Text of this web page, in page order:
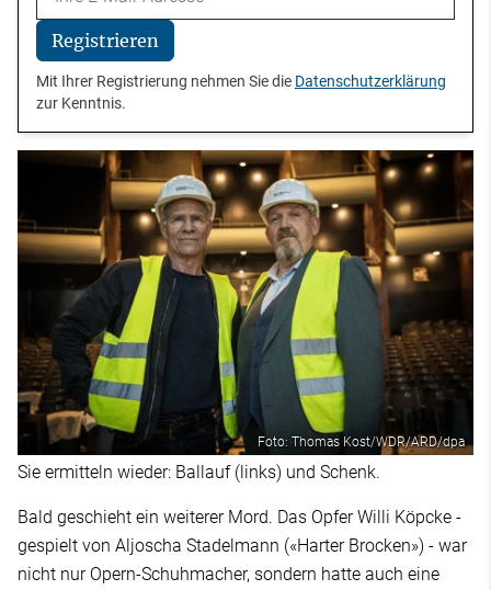
Registrieren
Mit Ihrer Registrierung nehmen Sie die Datenschutzerklärung
zur Kenntnis.
Foto: Thomas Kost/WDR/ARD/dpa
Sie ermitteln wieder: Ballauf (links) und Schenk.
Bald geschieht ein weiterer Mord. Das Opfer Willi Köpcke -
gespielt von Aljoscha Stadelmann («Harter Brocken») - war
nicht nur Opern-Schuhmacher, sondern hatte auch eine